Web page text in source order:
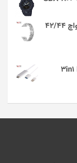
بند طرح Diamond کد i1012 مناسب برای اپل واچ 42/44